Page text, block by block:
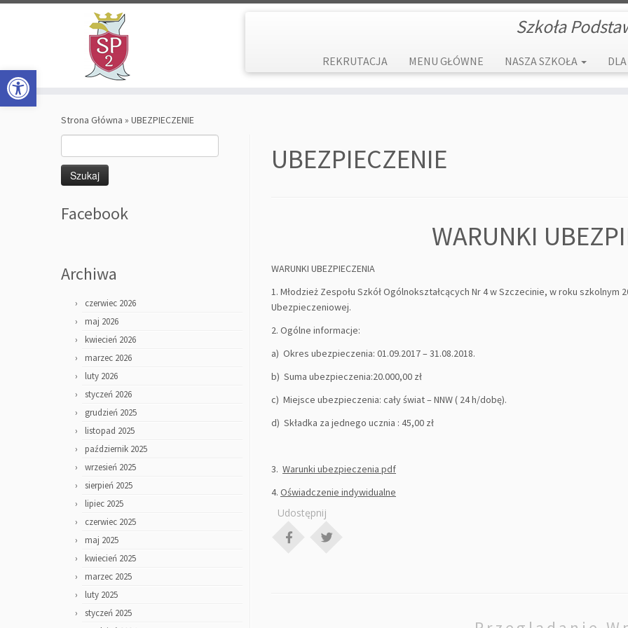
Open toolbar
Skip
Szkoła
REKRUTACJA MENU GŁÓWNE NASZA SZKOŁA
Strona Główna » UBEZPIECZENIE
Facebook
Archiwa
czerwiec 2026
maj 2026
kwiecień 2026
marzec 2026
luty 2026
styczeń 2026
grudzień 2025
listopad 2025
październik 2025
wrzesień 2025
sierpień 2025
lipiec 2025
czerwiec 2025
maj 2025
kwiecień 2025
marzec 2025
luty 2025
styczeń 2025
UBEZPIECZENIE
WARUNKI
WARUNKI UBEZPIECZENIA
1. Młodzież Zespołu Szkół Ogólnokształcących Nr 4 w Szczecinie, w roku
Ubezpieczeniowej.
2. Ogólne informacje:
a) Okres ubezpieczenia: 01.09.2017 – 31.08.2018.
b) Suma ubezpieczenia:20.000,00 zł
c) Miejsce ubezpieczenia: cały świat – NNW ( 24 h/dobę).
d) Składka za jednego ucznia : 45,00 zł
3. Warunki ubezpieczenia pdf
4. Oświadczenie indywidualne
Udostępnij